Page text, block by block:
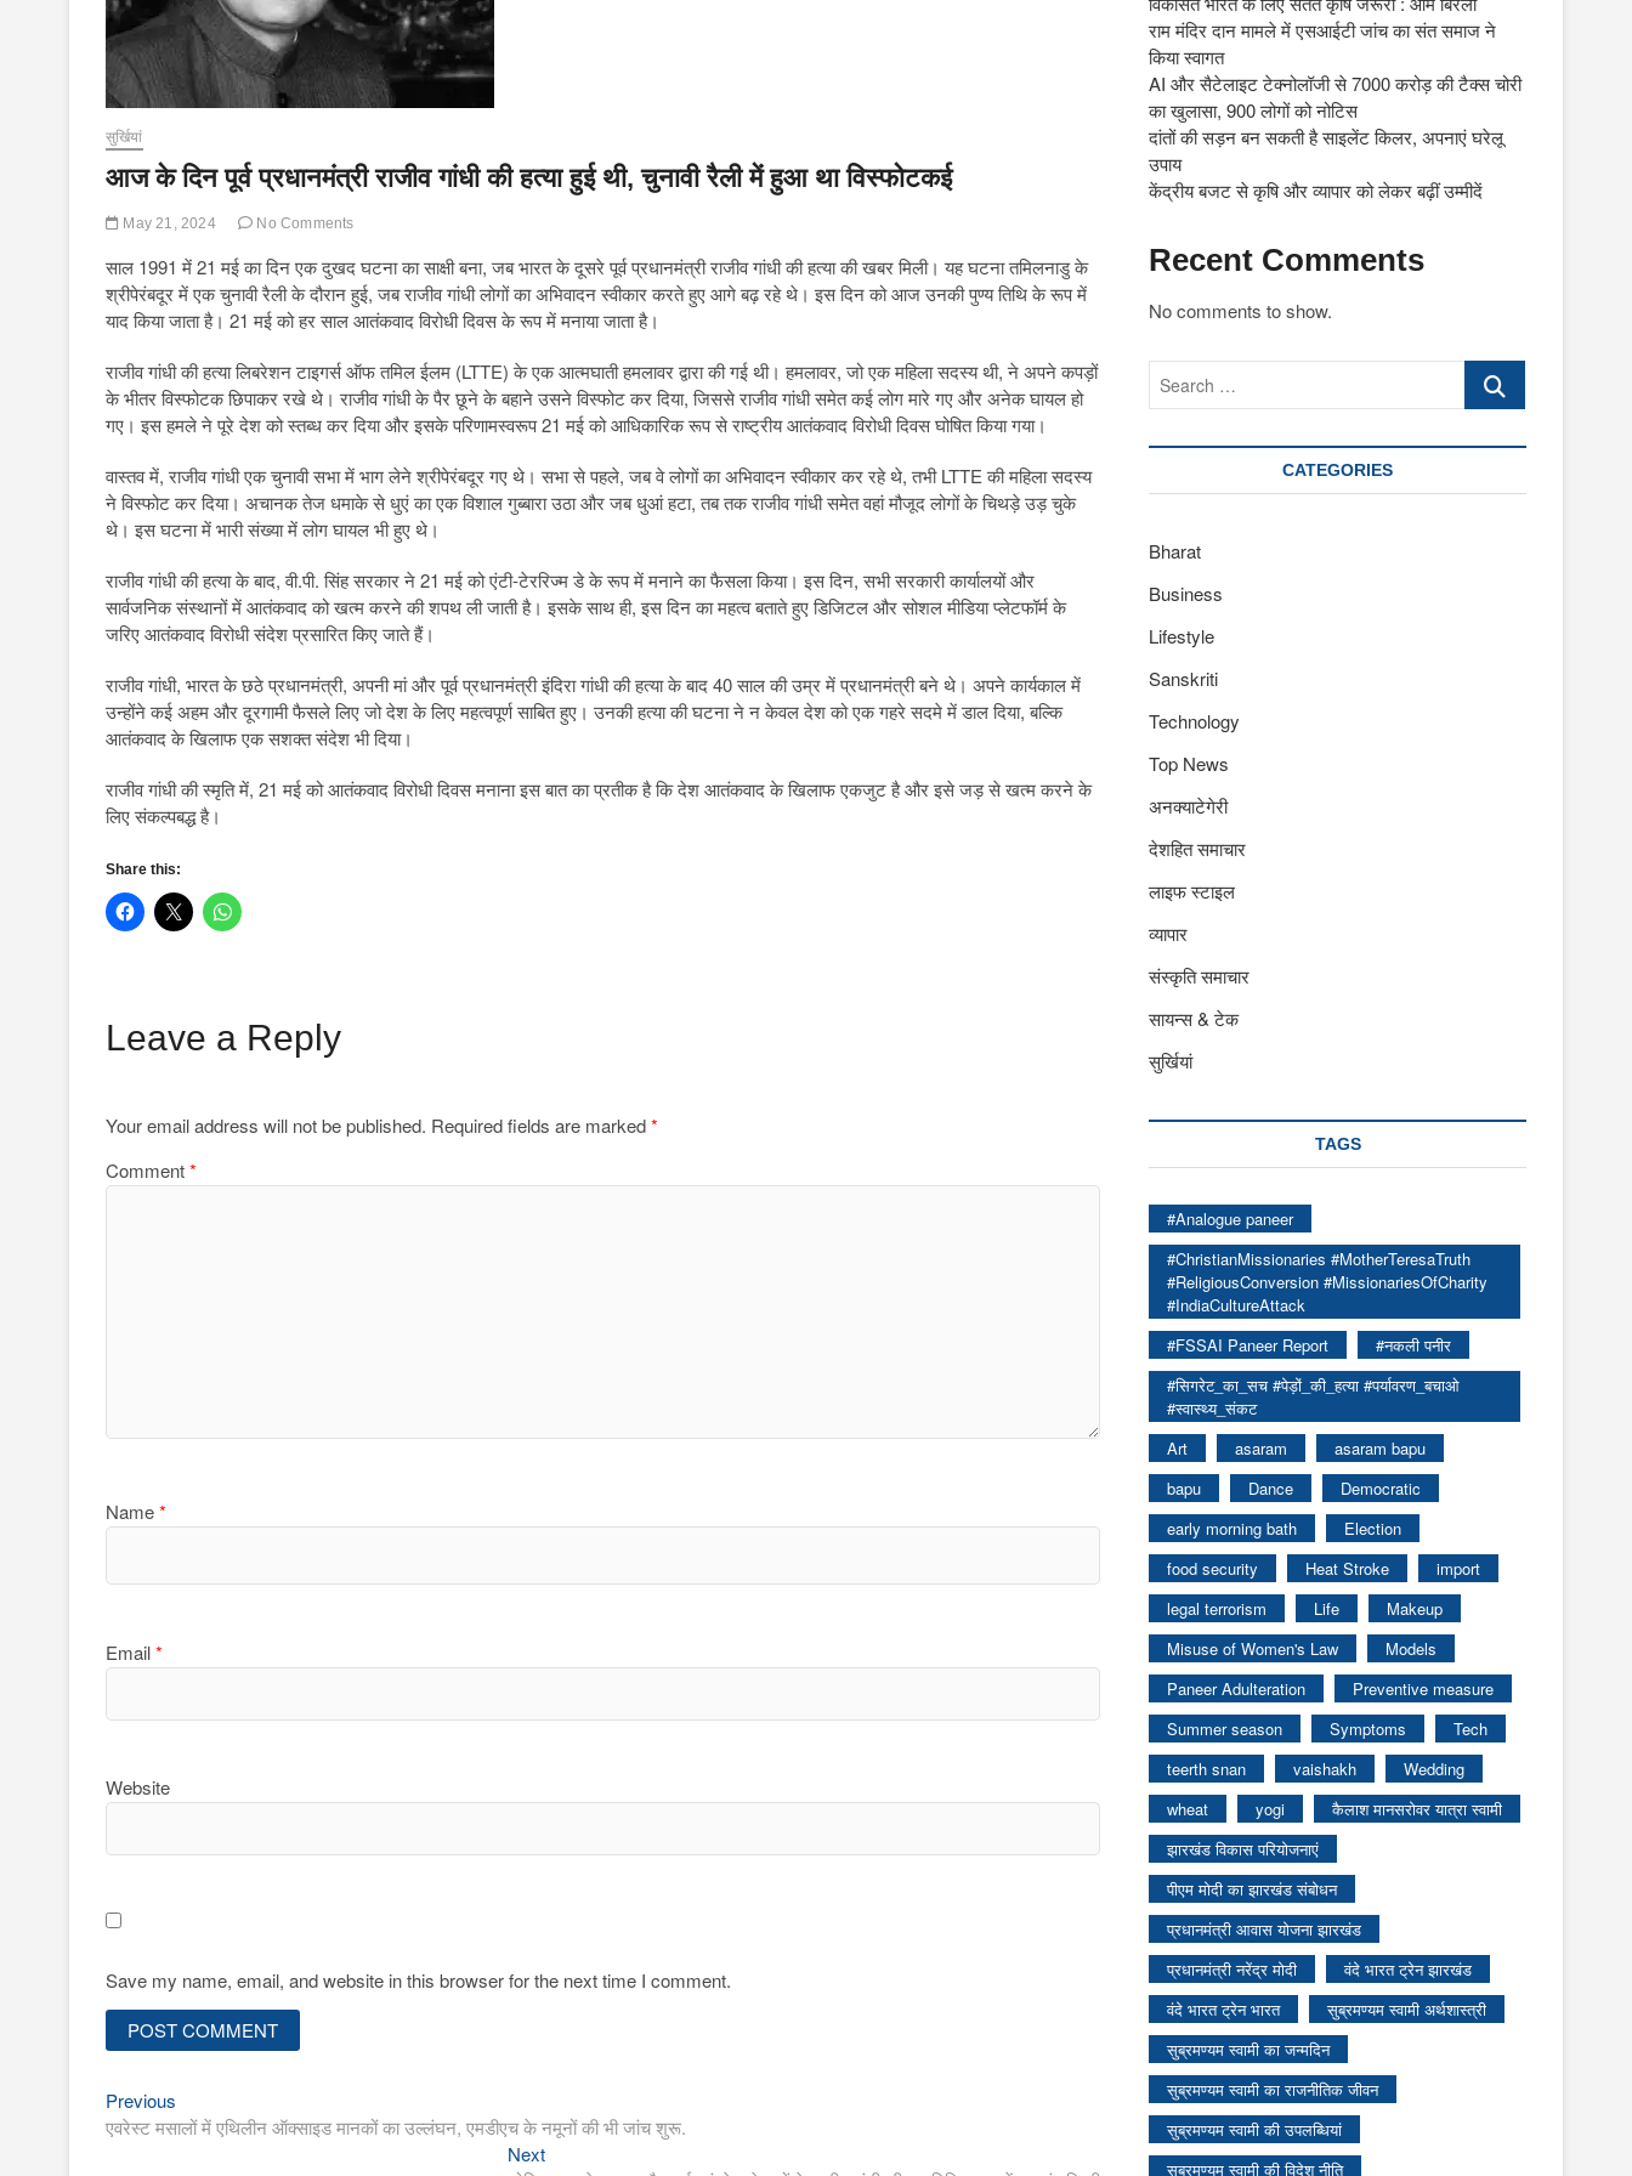
सुर्खियां
आज के दिन पूर्व प्रधानमंत्री राजीव गांधी की हत्या हुई थी, चुनावी रैली में हुआ था विस्फोटकई
May 21, 2024 No Comments
साल 1991 में 21 मई का दिन एक दुखद घटना का साक्षी बना, जब भारत के दूसरे पूर्व प्रधानमंत्री राजीव गांधी की हत्या की खबर मिली। यह घटना तमिलनाडु के
श्रीपेरंबदूर में एक चुनावी रैली के दौरान हुई, जब राजीव गांधी लोगों का अभिवादन स्वीकार करते हुए आगे बढ़ रहे थे। इस दिन को आज उनकी पुण्य तिथि के रूप में
याद किया जाता है। 21 मई को हर साल आतंकवाद विरोधी दिवस के रूप में मनाया जाता है।
राजीव गांधी की हत्या लिबरेशन टाइगर्स ऑफ तमिल ईलम (LTTE) के एक आत्मघाती हमलावर द्वारा की गई थी। हमलावर, जो एक महिला सदस्य थी, ने अपने कपड़ों
के भीतर विस्फोटक छिपाकर रखे थे। राजीव गांधी के पैर छूने के बहाने उसने विस्फोट कर दिया, जिससे राजीव गांधी समेत कई लोग मारे गए और अनेक घायल हो
गए। इस हमले ने पूरे देश को स्तब्ध कर दिया और इसके परिणामस्वरूप 21 मई को आधिकारिक रूप से राष्ट्रीय आतंकवाद विरोधी दिवस घोषित किया गया।
वास्तव में, राजीव गांधी एक चुनावी सभा में भाग लेने श्रीपेरंबदूर गए थे। सभा से पहले, जब वे लोगों का अभिवादन स्वीकार कर रहे थे, तभी LTTE की महिला सदस्य
ने विस्फोट कर दिया। अचानक तेज धमाके से धुएं का एक विशाल गुब्बारा उठा और जब धुआं हटा, तब तक राजीव गांधी समेत वहां मौजूद लोगों के चिथड़े उड़ चुके
थे। इस घटना में भारी संख्या में लोग घायल भी हुए थे।
राजीव गांधी की हत्या के बाद, वी.पी. सिंह सरकार ने 21 मई को एंटी-टेररिज्म डे के रूप में मनाने का फैसला किया। इस दिन, सभी सरकारी कार्यालयों और
सार्वजनिक संस्थानों में आतंकवाद को खत्म करने की शपथ ली जाती है। इसके साथ ही, इस दिन का महत्व बताते हुए डिजिटल और सोशल मीडिया प्लेटफॉर्म के
जरिए आतंकवाद विरोधी संदेश प्रसारित किए जाते हैं।
राजीव गांधी, भारत के छठे प्रधानमंत्री, अपनी मां और पूर्व प्रधानमंत्री इंदिरा गांधी की हत्या के बाद 40 साल की उम्र में प्रधानमंत्री बने थे। अपने कार्यकाल में
उन्होंने कई अहम और दूरगामी फैसले लिए जो देश के लिए महत्वपूर्ण साबित हुए। उनकी हत्या की घटना ने न केवल देश को एक गहरे सदमे में डाल दिया, बल्कि
आतंकवाद के खिलाफ एक सशक्त संदेश भी दिया।
राजीव गांधी की स्मृति में, 21 मई को आतंकवाद विरोधी दिवस मनाना इस बात का प्रतीक है कि देश आतंकवाद के खिलाफ एकजुट है और इसे जड़ से खत्म करने के
लिए संकल्पबद्ध है।
Share this:
Leave a Reply
Your email address will not be published. Required fields are marked*
Comment*
Name*
Email*
Website
Save my name, email, and website in this browser for the next time I comment.
Post
navigation
Previous
post:
एवरेस्ट मसालों में एथिलीन ऑक्साइड मानकों का उल्लंघन, एमडीएच के नमूनों की भी जांच शुरू.
NextNext
राम मंदिर दान मामले में एसआईटी जांच का संत समाज ने
किया स्वागत
AI और सैटेलाइट टेक्नोलॉजी से 7000 करोड़ की टैक्स चोरी
का खुलासा, 900 लोगों को नोटिस
दांतों की सड़न बन सकती है साइलेंट किलर, अपनाएं घरेलू
उपाय
केंद्रीय बजट से कृषि और व्यापार को लेकर बढ़ीं उम्मीदें
Recent Comments
No comments to show.
Search
CATEGORIES
Bharat
Business
Lifestyle
Sanskriti
Technology
Top News
अनक्याटेगेरी
देशहित समाचार
लाइफ स्टाइल
व्यापार
संस्कृति समाचार
सायन्स & टेक
सुर्खियां
TAGS
#Analogue paneer
#ChristianMissionaries #MotherTeresaTruth
#ReligiousConversion #MissionariesOfCharity
#IndiaCultureAttack
#FSSAI Paneer Report
#नकली पनीर
#सिगरेट_का_सच #पेड़ों_की_हत्या #पर्यावरण_बचाओ
#स्वास्थ्य_संकट
Art
asaram
asaram bapu
bapu
Dance
Democratic
early morning bath
Election
food security
Heat Stroke
import
legal terrorism
Life
Makeup
Misuse of Women's Law
Models
Paneer Adulteration
Preventive measure
Summer season
Symptoms
Tech
teerth snan
vaishakh
Wedding
wheat
yogi
कैलाश मानसरोवर यात्रा स्वामी
झारखंड विकास परियोजनाएं
पीएम मोदी का झारखंड संबोधन
प्रधानमंत्री आवास योजना झारखंड
प्रधानमंत्री नरेंद्र मोदी
वंदे भारत ट्रेन झारखंड
वंदे भारत ट्रेन भारत
सुब्रमण्यम स्वामी अर्थशास्त्री
सुब्रमण्यम स्वामी का जन्मदिन
सुब्रमण्यम स्वामी का राजनीतिक जीवन
सुब्रमण्यम स्वामी की उपलब्धियां
सुब्रमण्यम स्वामी की विदेश नीति